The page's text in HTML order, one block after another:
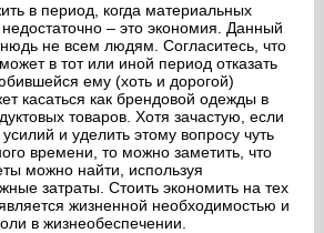
в период, когда материальных
недостаточно – это экономия. Данный
не всем людям. Согласитесь, что
в тот или иной период отказать
ему (хоть и дорогой)
касаться как брендовой одежды в
товаров. Хотя зачастую, если
и уделить этому вопросу чуть
времени, то можно заметить, что
можно найти, используя
затраты. Стоить экономить на тех
жизненной необходимостью и
в жизнеобеспечении.